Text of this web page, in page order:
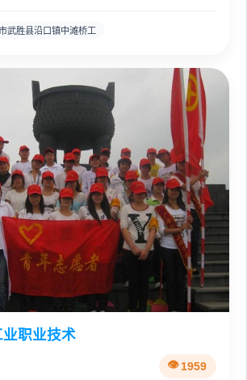
武胜县沿口镇中滩桥工
职业技术
1959